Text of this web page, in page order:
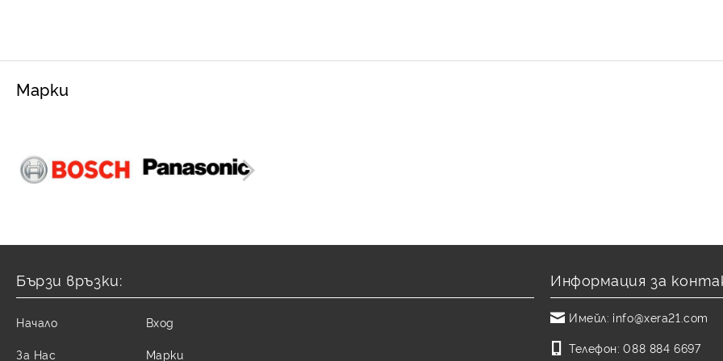
Марки
Бързи връзки:
Начало
За Нас
Вход
Марки
Информация за
Имейл: info@xera21.com
Телефон: 088 884 6697